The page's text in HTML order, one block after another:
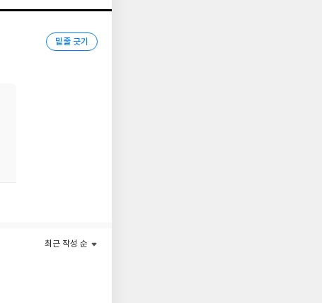
밑줄 긋기
최근 작성 순